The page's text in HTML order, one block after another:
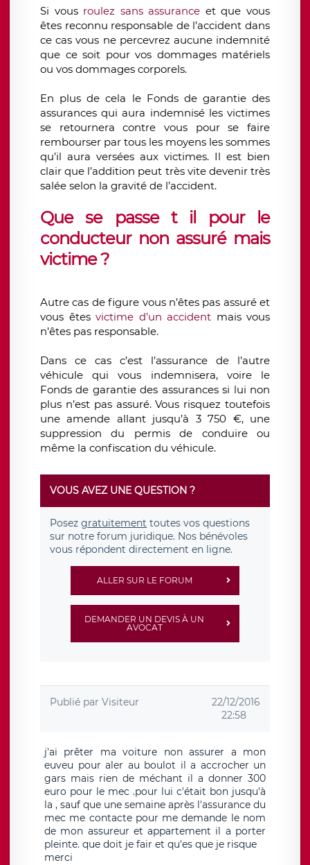
Si vous roulez sans assurance et que vous
êtes reconnu responsable de l’accident dans
ce cas vous ne percevrez aucune indemnité
que ce soit pour vos dommages matériels
ou vos dommages corporels.
En plus de cela le Fonds de garantie des
assurances qui aura indemnisé les victimes
se retournera contre vous pour se faire
rembourser par tous les moyens les sommes
qu’il aura versées aux victimes. Il est bien
clair que l’addition peut très vite devenir très
salée selon la gravité de l’accident.
Que se passe t il pour le
conducteur non assuré mais
victime ?
Autre cas de figure vous n’êtes pas assuré et
vous êtes victime d’un accident mais vous
n’êtes pas responsable.
Dans ce cas c’est l’assurance de l’autre
véhicule qui vous indemnisera, voire le
Fonds de garantie des assurances si lui non
plus n’est pas assuré. Vous risquez toutefois
une amende allant jusqu’à 3 750 €, une
suppression du permis de conduire ou
même la confiscation du véhicule.
VOUS AVEZ UNE QUESTION ?
Posez gratuitement toutes vos questions
sur notre forum juridique. Nos bénévoles
vous répondent directement en ligne.
ALLER SUR LE FORUM
DEMANDER UN DEVIS À UN
AVOCAT
Publié par Visiteur
22/12/2016
22:58
j'ai prêter ma voiture non assurer a mon
euveu pour aler au boulot il a accrocher un
gars mais rien de méchant il a donner 300
euro pour le mec .pour lui c'était bon jusqu'à
la , sauf que une semaine après l'assurance du
mec me contacte pour me demande le nom
de mon assureur et appartement il a porter
pleinte. que doit je fair et qu'es que je risque
merci